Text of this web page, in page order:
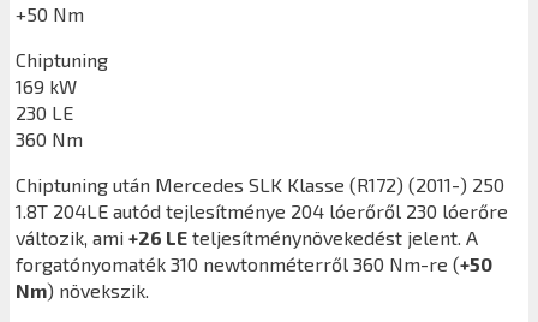
+50 Nm
Chiptuning
169 kW
230 LE
360 Nm
Chiptuning után Mercedes SLK Klasse (R172) (2011-) 250
1.8T 204LE autód tejlesítménye 204 lóerőről 230 lóerőre
változik, ami +26 LE teljesítménynövekedést jelent. A
forgatónyomaték 310 newtonméterről 360 Nm-re (+50
Nm) növekszik.